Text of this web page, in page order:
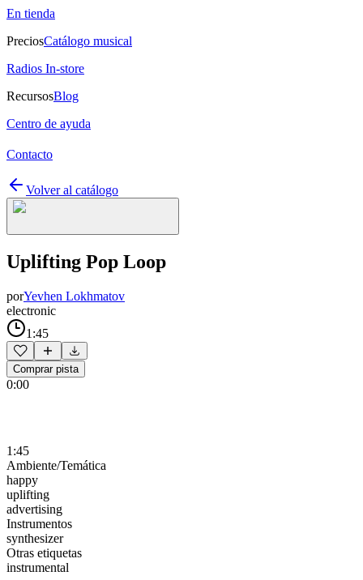
En tienda
PreciosCatálogo musical
Radios In-store
RecursosBlog
Centro de ayuda
Contacto
Volver al catálogo
Uplifting Pop Loop
porYevhen Lokhmatov
electronic
1:45
Comprar pista
0:00
1:45
Ambiente/Temática
happy
uplifting
advertising
Instrumentos
synthesizer
Otras etiquetas
instrumental